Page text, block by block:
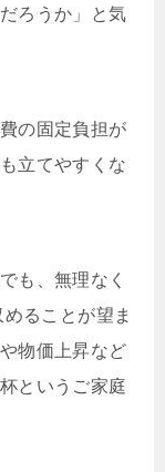
ろうか」と気
の固定負担が
立てやすくな
も、無理なく
ることが望ま
物価上昇など
というご家庭